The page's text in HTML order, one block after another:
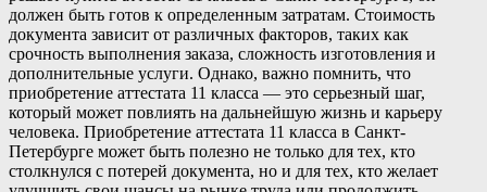
должен быть готов к определенным затратам. Стоимость
документа зависит от различных факторов, таких как
срочность выполнения заказа, сложность изготовления и
дополнительные услуги. Однако, важно помнить, что
приобретение аттестата 11 класса — это серьезный шаг,
который может повлиять на дальнейшую жизнь и карьеру
человека. Приобретение аттестата 11 класса в Санкт-
Петербурге может быть полезно не только для тех, кто
столкнулся с потерей документа, но и для тех, кто желает